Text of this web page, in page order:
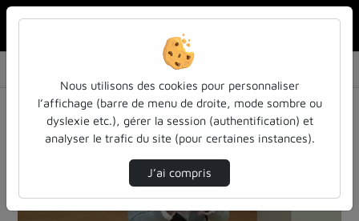
Les classes inversées : enseigner à l'envers…
Lire
Nous utilisons des cookies pour personnaliser
l’affichage (barre de menu de droite, mode sombre ou
dyslexie etc.), gérer la session (authentification) et
analyser le trafic du site (pour certaines instances).
J’ai compris